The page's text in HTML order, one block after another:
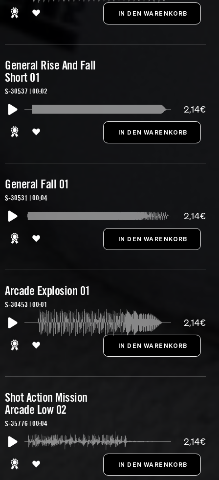
General Rise And Fall
Short 01
S-30537 | 00:02
2,14€
General Fall 01
S-30531 | 00:04
2,14€
Arcade Explosion 01
S-30453 | 00:01
2,14€
Shot Action Mission
Arcade Low 02
S-35776 | 00:04
2,14€